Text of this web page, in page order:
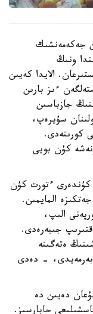
جەكەمەنشىك
ونىڭ
الايدا كەيىن
ءىز بارىن
جازباسىن
سۇيرەپ،
كورىنەدى.
كۇن بويى
ءتورت كۇن
المايمىن.
الىپ،
جىبەرەدى.
ەتەگىنە
- دەدى
دەيىن دە